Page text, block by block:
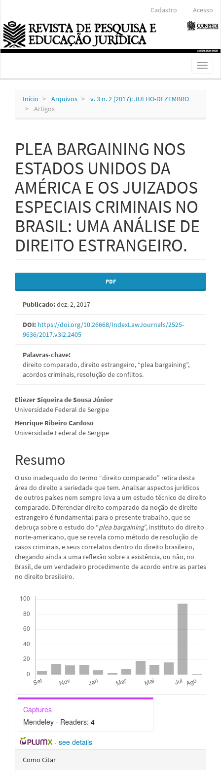
Conteúdo
principal
Barra
Lateral
Cadastro Acesso
Toggle
Início Arquivos
v. 3 n. 2 (2017): JULHO-DEZEMBRO
Artigos
PLEA BARGAINING NOS
ESTADOS UNIDOS DA
AMÉRICA E OS JUIZADOS
ESPECIAIS CRIMINAIS NO
BRASIL: UMA ANÁLISE DE
DIREITO ESTRANGEIRO.
Barra
lateral
de
artigos
PDF
Publicado:dez. 2, 2017
DOI: https://doi.org/10.26668/IndexLawJournals/2525-
9636/2017.v3i2.2405
Palavras-chave:
direito comparado, direito estrangeiro, “plea bargaining”,
acordos criminais, resolução de conflitos.
Conteúdo
do
artigo
principal
Eliezer Siqueira de Sousa Júnior
Universidade Federal de Sergipe
Henrique Ribeiro Cardoso
Universidade Federal de Sergipe
Resumo
O uso inadequado do termo “direito comparado” retira desta
área do direito a seriedade que tem. Analisar aspectos jurídicos
de outros países nem sempre leva a um estudo técnico de direito
comparado. Diferenciar direito comparado da noção de direito
estrangeiro é fundamental para o presente trabalho, que se
debruça sobre o estudo do “plea bargaining”, instituto do direito
norte-americano, que se revela como método de resolução de
casos criminais, e seus correlatos dentro do direito brasileiro,
chegando ainda a uma reflexão sobre a existência, ou não, no
Brasil, de um verdadeiro procedimento de acordo entre as partes
no direito brasileiro.
Captures
Mendeley - Readers: 4
- see details
Detalhes
Como Citar